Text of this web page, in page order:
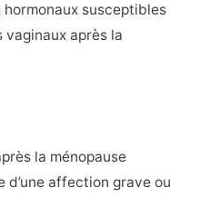
susceptibles
vaginaux après la
la ménopause
affection grave ou